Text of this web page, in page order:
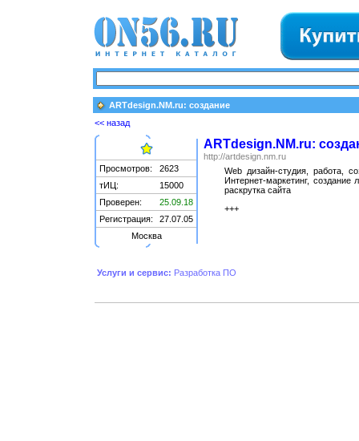
ARTdesign.NM.ru: создание
<< назад
Просмотров:
2623
тИЦ:
15000
Проверен:
25.09.18
Регистрация:
27.07.05
Москва
ARTdesign.NM.ru:
http://artdesign.nm.ru
Web дизайн-студия, работа,
Интернет-маркетинг,
раскрутка сайта
+++
Услуги и сервис: Разработка ПО